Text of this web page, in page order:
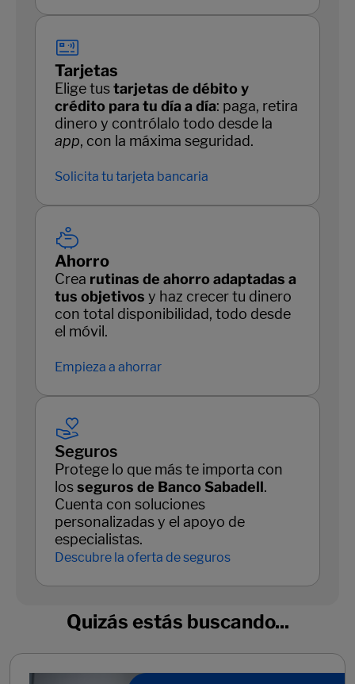
Tarjetas
Elige tustarjetas de débito y
crédito para tu día a día: paga, retira
dinero y contrólalo todo desde la
app, con la máxima seguridad.
Solicita tu tarjeta bancaria
Ahorro
Crea rutinas de ahorro adaptadas a
tus objetivos y haz crecer tu dinero
con total disponibilidad, todo desde
el móvil.
Empieza a ahorrar
Seguros
Protege lo que más te importa con
losseguros de Banco Sabadell.
Cuenta con soluciones
personalizadas y el apoyo de
especialistas.
Descubre la oferta de seguros
Quizás estás buscando...